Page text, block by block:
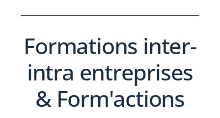
Formations inter-
intra entreprises
& Form'actions